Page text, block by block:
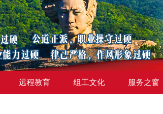
远程教育 组工文化 服务之窗